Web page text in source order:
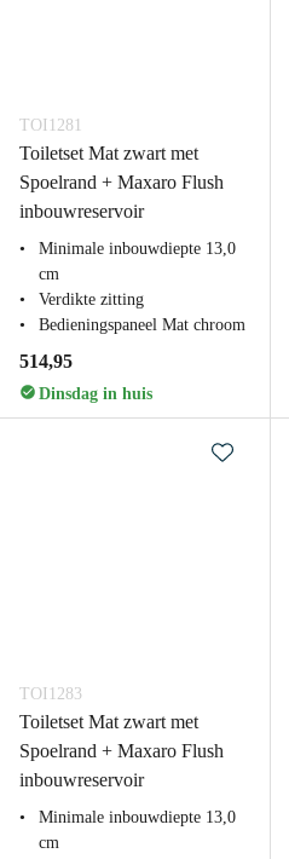
TOI1281
Toiletset Mat zwart met
Spoelrand + Maxaro Flush
inbouwreservoir
Minimale inbouwdiepte 13,0
cm
Verdikte zitting
Bedieningspaneel Mat chroom
514,95
Dinsdag in huis
TOI1283
Toiletset Mat zwart met
Spoelrand + Maxaro Flush
inbouwreservoir
Minimale inbouwdiepte 13,0
cm